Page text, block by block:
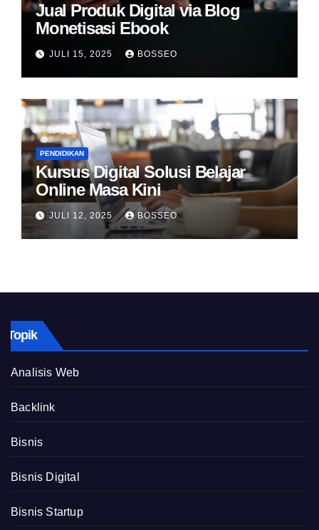
Jual Produk Digital via Blog
Monetisasi Ebook
JULI 15, 2025 BOSSEO
PENDIDIKAN
Kursus Digital Solusi Belajar
Online Masa Kini
JULI 12, 2025 BOSSEO
Topik
Analisis Web
Backlink
Bisnis
Bisnis Digital
Bisnis Startup